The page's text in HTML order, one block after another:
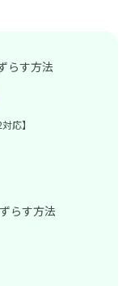
らす方法
応】
らす方法